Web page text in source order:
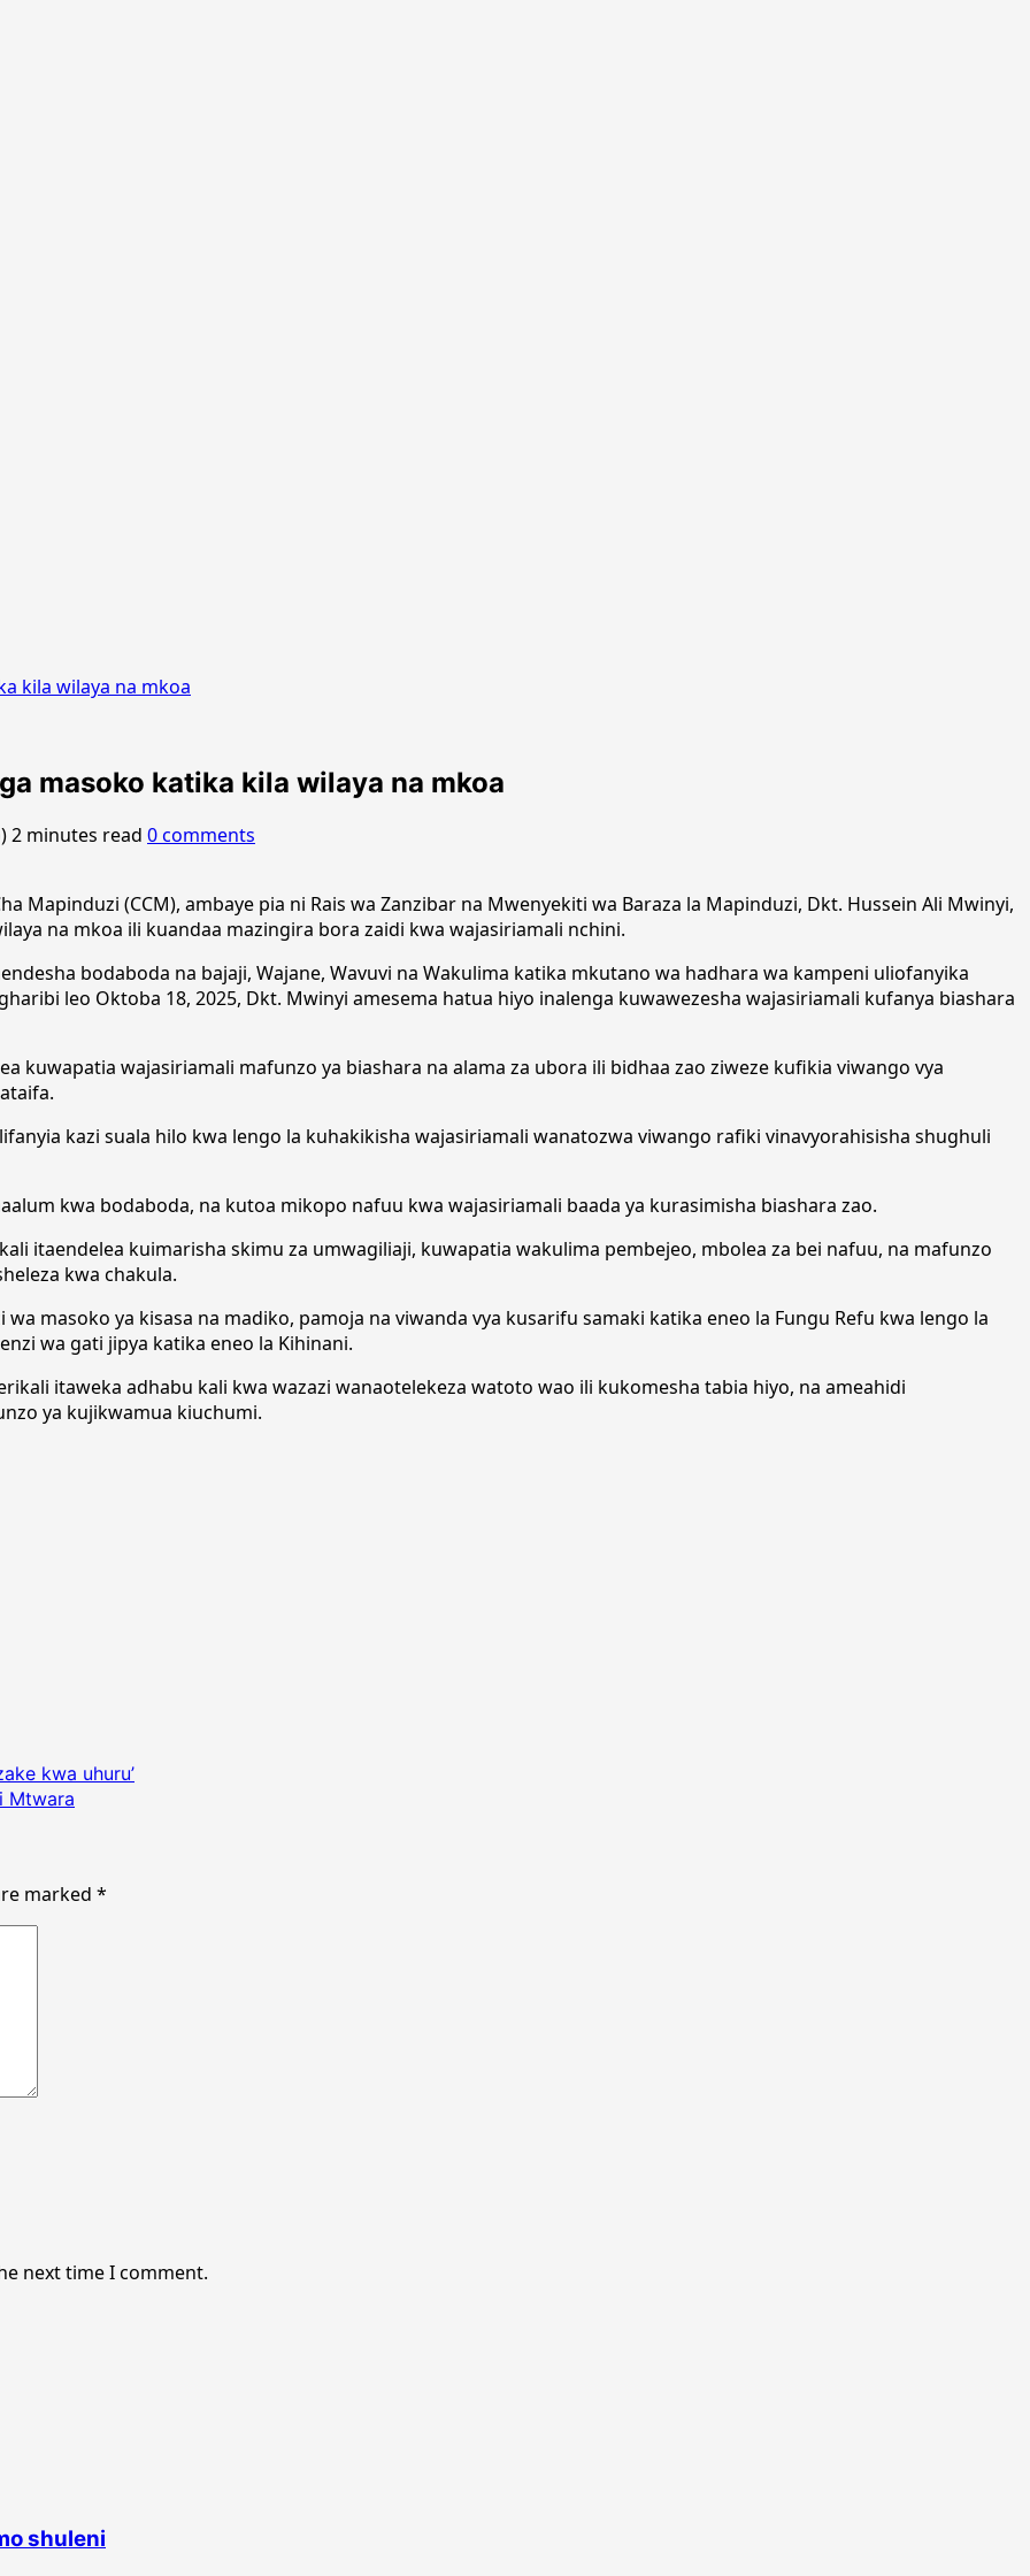
kila wilaya na mkoa
masoko katika kila wilaya na mkoa
2 minutes read 0 comments
Mapinduzi (CCM), ambaye pia ni Rais wa Zanzibar na Mwenyekiti wa Baraza la Mapinduzi, Dkt. Hussein Ali Mwinyi,
na mkoa ili kuandaa mazingira bora zaidi kwa wajasiriamali nchini.
bodaboda na bajaji, Wajane, Wavuvi na Wakulima katika mkutano wa hadhara wa kampeni uliofanyika
leo Oktoba 18, 2025, Dkt. Mwinyi amesema hatua hiyo inalenga kuwawezesha wajasiriamali kufanya biashara
kuwapatia wajasiriamali mafunzo ya biashara na alama za ubora ili bidhaa zao ziweze kufikia viwango vya
kazi suala hilo kwa lengo la kuhakikisha wajasiriamali wanatozwa viwango rafiki vinavyorahisisha shughuli
kwa bodaboda, na kutoa mikopo nafuu kwa wajasiriamali baada ya kurasimisha biashara zao.
itaendelea kuimarisha skimu za umwagiliaji, kuwapatia wakulima pembejeo, mbolea za bei nafuu, na mafunzo
kwa chakula.
masoko ya kisasa na madiko, pamoja na viwanda vya kusarifu samaki katika eneo la Fungu Refu kwa lengo la
wa gati jipya katika eneo la Kihinani.
itaweka adhabu kali kwa wazazi wanaotelekeza watoto wao ili kukomesha tabia hiyo, na ameahidi
ya kujikwamua kiuchumi.
kwa uhuru’
Mtwara
marked *
next time I comment.
shuleni